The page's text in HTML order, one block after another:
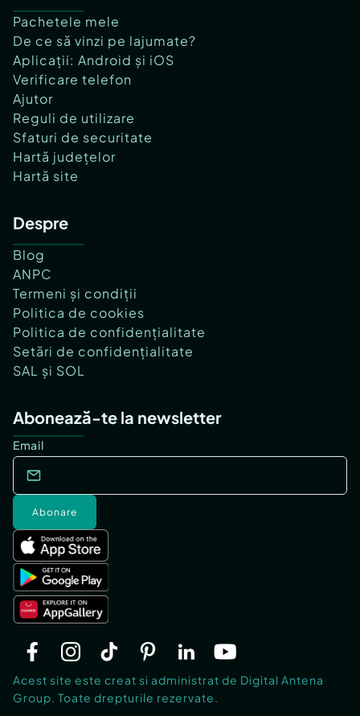
Pachetele mele
De ce să vinzi pe lajumate?
Aplicații: Android și iOS
Verificare telefon
Ajutor
Reguli de utilizare
Sfaturi de securitate
Hartă județelor
Hartă site
Despre
Blog
ANPC
Termeni și condiții
Politica de cookies
Politica de confidențialitate
Setări de confidențialitate
SAL și SOL
Abonează-te la newsletter
Email
Abonare
Acest site este creat si administrat de Digital Antena
Group. Toate drepturile rezervate.